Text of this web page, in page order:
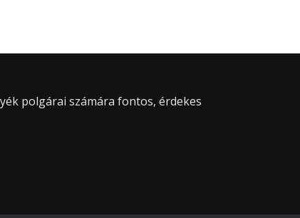
polgárai számára fontos, érdekes